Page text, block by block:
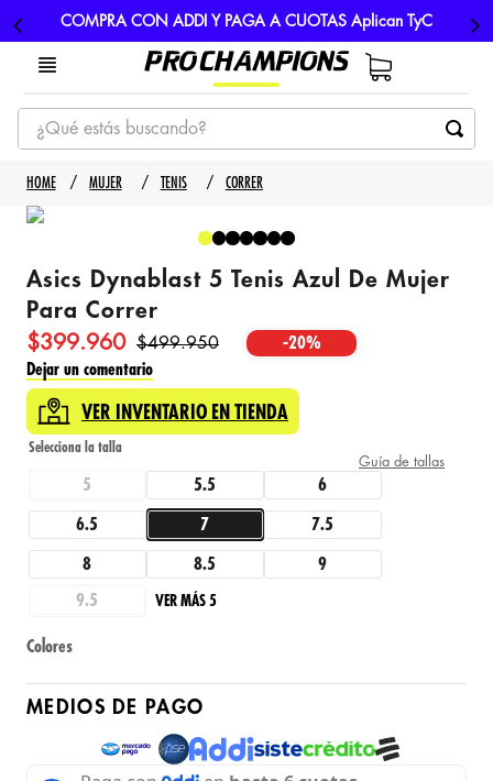
COMPRA CON ADDI Y PAGA A CUOTAS Aplican TyC
¿Qué estás buscando?
TÉRMINOS MÁS BUSCADOS
1
3. nike
4. guayos
5
MUJER TENIS CORRER
Asics Dynablast 5 Tenis Azul De Mujer
Para Correr
$399.960 $499.950 -20%
Dejar un comentario
VER INVENTARIO EN TIENDA
Guía de tallas
5 5.5 6
6.5 7 7.5
8 8.5 9
9.5 VER MÁS 5
Colores
MEDIOS DE PAGO